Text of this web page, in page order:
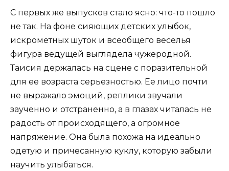
С первых же выпусков стало ясно: что-то пошло
не так. На фоне сияющих детских улыбок,
искрометных шуток и всеобщего веселья
фигура ведущей выглядела чужеродной.
Таисия держалась на сцене с поразительной
для ее возраста серьезностью. Ее лицо почти
не выражало эмоций, реплики звучали
заученно и отстраненно, а в глазах читалась не
радость от происходящего, а огромное
напряжение. Она была похожа на идеально
одетую и причесанную куклу, которую забыли
научить улыбаться.